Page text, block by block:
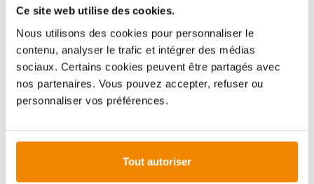
Ce site web utilise des cookies.
Nous utilisons des cookies pour personnaliser le
contenu, analyser le trafic et intégrer des médias
sociaux. Certains cookies peuvent être partagés avec
nos partenaires. Vous pouvez accepter, refuser ou
personnaliser vos préférences.
Tout autoriser
reste sans réponse, aucun problème n'est irrésolu.
pas à nous contacter:
E-mail :
[email protected]
+33 1 59 58 12 04
ZUBEHÖR